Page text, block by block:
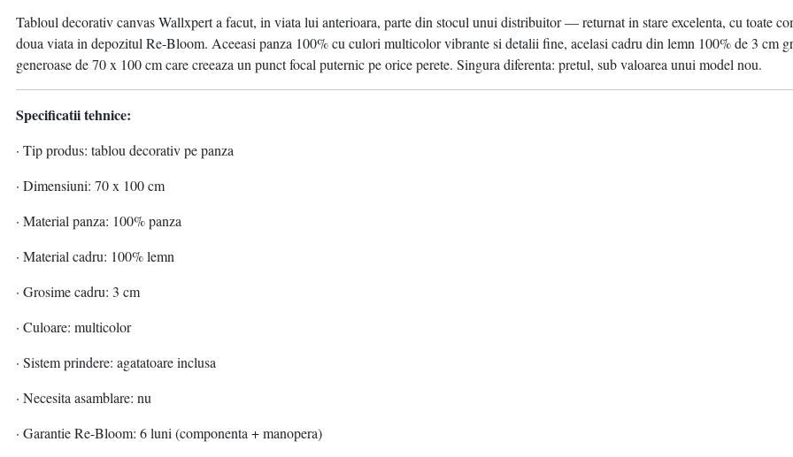
Tabloul decorativ canvas Wallxpert a facut, in viata lui anterioara, parte din stocul unui distribuitor — returnat in stare excelenta, cu toate
doua viata in depozitul Re-Bloom. Aceeasi panza 100% cu culori multicolor vibrante si detalii fine, acelasi cadru din lemn 100% de 3 cm
generoase de 70 x 100 cm care creeaza un punct focal puternic pe orice perete. Singura diferenta: pretul, sub valoarea unui model nou.
Specificatii tehnice:
· Tip produs: tablou decorativ pe panza
· Dimensiuni: 70 x 100 cm
· Material panza: 100% panza
· Material cadru: 100% lemn
· Grosime cadru: 3 cm
· Culoare: multicolor
· Sistem prindere: agatatoare inclusa
· Necesita asamblare: nu
· Garantie Re-Bloom: 6 luni (componenta + manopera)